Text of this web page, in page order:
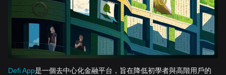
Defi App是一個去中心化金融平台，旨在降低初學者與高階用戶的